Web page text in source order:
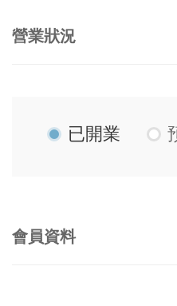
營業狀況
已開業
會員資料